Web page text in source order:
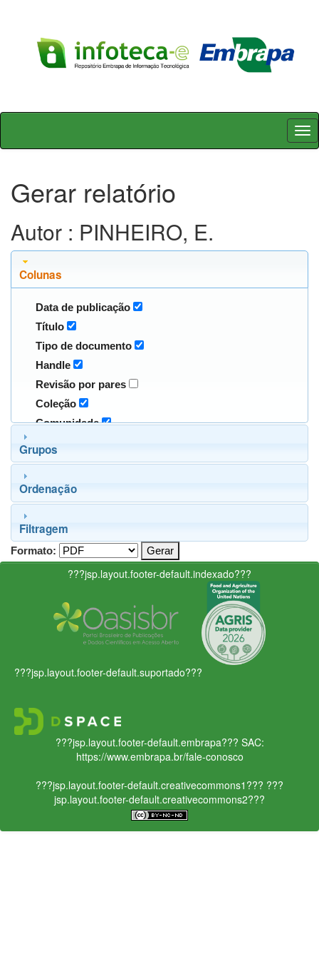
Skip
Gerar relatório
Autor : PINHEIRO, E.
Colunas
Data de publicação
Título
Tipo de documento
Handle
Revisão por pares
Coleção
Comunidade
Grupos
Ordenação
Filtragem
Formato:
???jsp.layout.footer-default.indexado???
???jsp.layout.footer-default.suportado???
???jsp.layout.footer-default.embrapa??? SAC:
https://www.embrapa.br/fale-conosco
???jsp.layout.footer-default.creativecommons1??? ???
jsp.layout.footer-default.creativecommons2???